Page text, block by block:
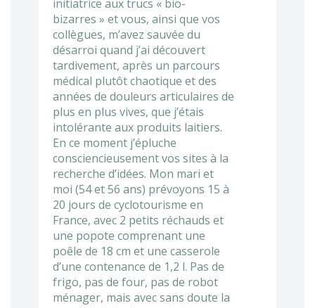
initiatrice aux trucs « bio-
bizarres » et vous, ainsi que vos
collègues, m’avez sauvée du
désarroi quand j’ai découvert
tardivement, après un parcours
médical plutôt chaotique et des
années de douleurs articulaires de
plus en plus vives, que j’étais
intolérante aux produits laitiers.
En ce moment j’épluche
consciencieusement vos sites à la
recherche d’idées. Mon mari et
moi (54 et 56 ans) prévoyons 15 à
20 jours de cyclotourisme en
France, avec 2 petits réchauds et
une popote comprenant une
poêle de 18 cm et une casserole
d’une contenance de 1,2 l. Pas de
frigo, pas de four, pas de robot
ménager, mais avec sans doute la